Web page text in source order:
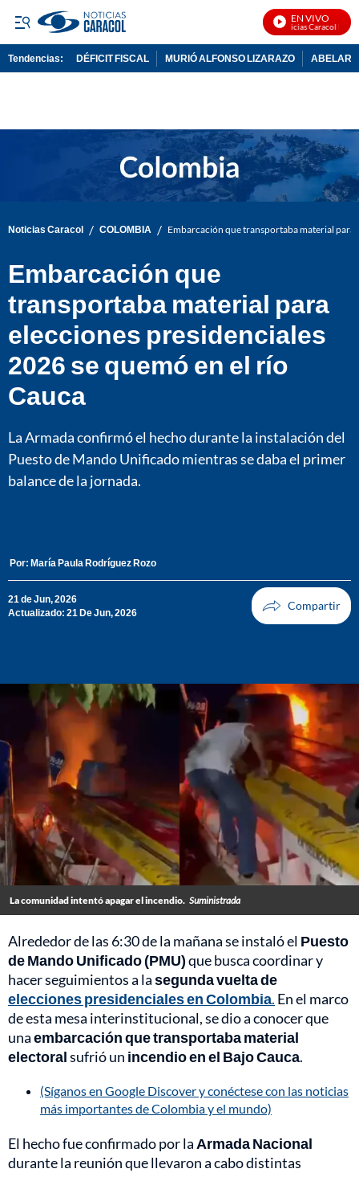
EN VIVO
Noticias Caracol En
Tendencias: DÉFICIT FISCAL MURIÓ ALFONSO LIZARAZO
Noticias Caracol / COLOMBIA / Embarcación que transportaba material para
Embarcación que
transportaba material para
elecciones presidenciales
2026 se quemó en el río
Cauca
La Armada confirmó el hecho durante la instalación del
Puesto de Mando Unificado mientras se daba el primer
balance de la jornada.
Por: María Paula Rodríguez Rozo
21 de Jun, 2026
Actualizado: 21 De Jun, 2026
La comunidad intentó apagar el incendio. Suministrada
Alrededor de las 6:30 de la mañana se instaló el Puesto
de Mando Unificado (PMU)que busca coordinar y
hacer seguimientos a lasegunda vuelta de
elecciones presidenciales en Colombia. En el marco
de esta mesa interinstitucional, se dio a conocer que
unaembarcación que transportaba material
electoralsufrió un incendio en el Bajo Cauca.
(Síganos en Google Discover y conéctese con las noticias
más importantes de Colombia y el mundo)
El hecho fue confirmado por la Armada Nacional
durante la reunión que llevaron a cabo distintas